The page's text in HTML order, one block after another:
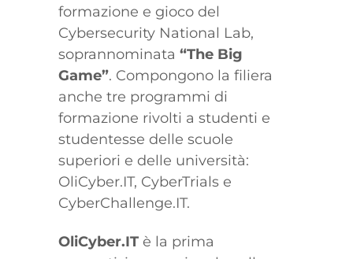
formazione e gioco del
Cybersecurity National Lab,
soprannominata “The Big
Game”. Compongono la filiera
anche tre programmi di
formazione rivolti a studenti e
studentesse delle scuole
superiori e delle università:
OliCyber.IT, CyberTrials e
CyberChallenge.IT.
OliCyber.IT è la prima